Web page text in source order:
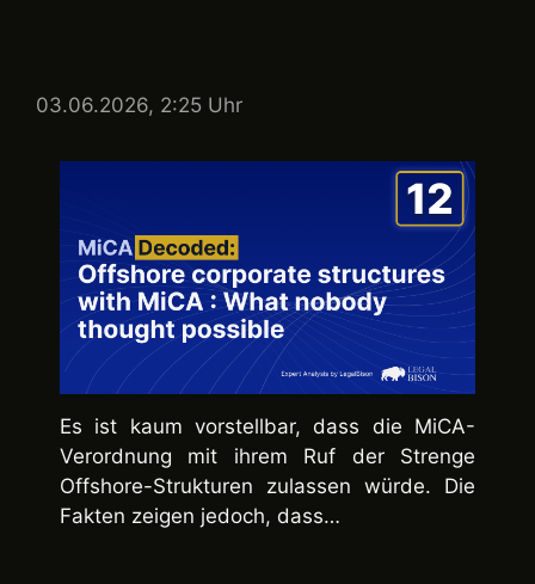
03.06.2026, 2:25 Uhr
Es ist kaum vorstellbar, dass die MiCA-
Verordnung mit ihrem Ruf der Strenge
Offshore-Strukturen zulassen würde. Die
Fakten zeigen jedoch, dass…